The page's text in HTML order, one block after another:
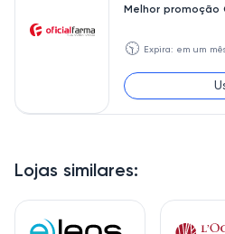
Lojas similares:
Melhor promoção
🕥 Expira: em um